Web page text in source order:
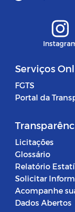
Serviços
FGTS
Portal da
Licitações
Glossário
Relatório
Solicitar
Acompanhe
Dados Abertos